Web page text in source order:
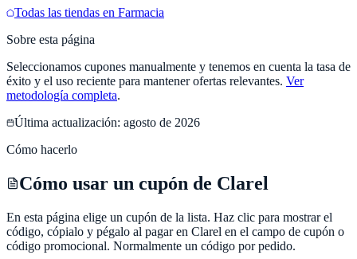
Todas las tiendas en Farmacia
Sobre esta página
Seleccionamos cupones manualmente y tenemos en cuenta la tasa de
éxito y el uso reciente para mantener ofertas relevantes. Ver
metodología completa.
Última actualización: agosto de 2026
Cómo hacerlo
Cómo usar un cupón de Clarel
En esta página elige un cupón de la lista. Haz clic para mostrar el
código, cópialo y pégalo al pagar en Clarel en el campo de cupón o
código promocional. Normalmente un código por pedido.